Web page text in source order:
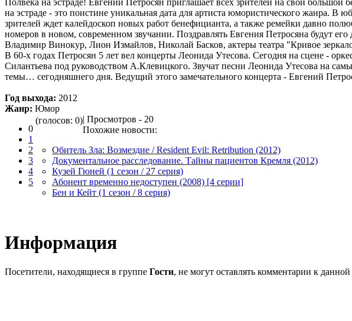
на эстраде - это поистине уникальная дата для артиста юмористического жанра. В
зрителей ждет калейдоскоп новых работ бенефицианта, а также ремейки давно
номеров в новом, современном звучании. Поздравлять Евгения Петросяна будут его
Владимир Винокур, Лион Измайлов, Николай Басков, актеры театра "Кривое
В 60-х годах Петросян 5 лет вел концерты Леонида Утесова. Сегодня на сцене -
Силантьева под руководством А.Клевицкого. Звучат песни Леонида Утесова на
темы… сегодняшнего дня. Ведущий этого замечательного концерта - Евгений
Год выхода: 2012
Жанр: Юмор
0
1
2
3
4
5
(голосов: 0)| Просмотров - 20
Похожие новости:
Обитель Зла: Возмездие / Resident Evil: Retribution (2012)
Документальное расследование. Тайны пациентов Кремля (2012)
Кузей Гюней (1 сезон / 27 серия)
Абонент временно недоступен (2008) [4 серии]
Бен и Кейт (1 сезон / 8 серия)
Информация
Посетители, находящиеся в группе Гости, не могут оставлять комментарии к